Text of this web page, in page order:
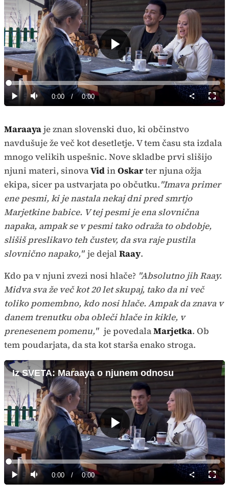
Predvajaj
PredvajajTiho Current
0:00 / Duration
0:00
Loaded:
0%
način
Maraayaje znan slovenski duo, ki občinstvo
navdušuje že več kot desetletje. V tem času sta izdala
mnogo velikih uspešnic. Nove skladbe prvi slišijo
njuni materi, sinovaVidinOskarter njuna ožja
ekipa, sicer pa ustvarjata po občutku."Imava primer
ene pesmi, ki je nastala nekaj dni pred smrtjo
Marjetkine babice. V tej pesmi je ena slovnična
napaka, ampak se v pesmi tako odraža to obdobje,
slišiš preslikavo teh čustev, da sva raje pustila
slovnično napako," je dejal Raay.
Kdo pa v njuni zvezi nosi hlače? "Absolutno jih Raay.
Midva sva že več kot 20 let skupaj, tako da ni več
toliko pomembno, kdo nosi hlače. Ampak da znava v
danem trenutku oba obleči hlače in kikle, v
prenesenem pomenu," je povedalaMarjetka. Ob
tem poudarjata, da sta kot starša enako stroga.
Iz SVETA: Maraaya o njunem odnosu
Predvajaj
PredvajajTiho Current
0:00 / Duration
0:00
Loaded:
0%
način